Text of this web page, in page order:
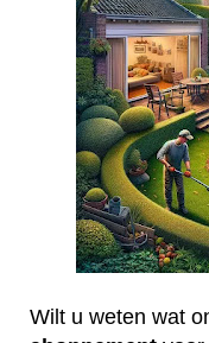
Wilt u weten wat